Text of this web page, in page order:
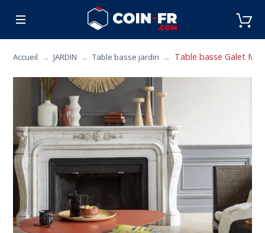
CUISINE MOBILIER
Accueil JARDIN Table basse jardin Table basse Galet